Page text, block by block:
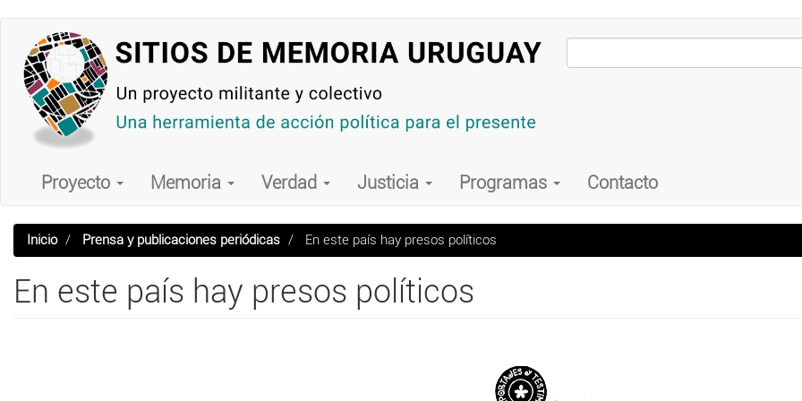
contenido
principal
Main
navigation
Proyecto Memoria Verdad Justicia Programas Contacto
Inicio Prensa y publicaciones periódicas En este país hay presos políticos
En este país hay presos políticos